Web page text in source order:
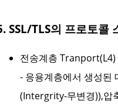
SSL/TLS의 프로토콜
전송계층 Tranport(L4)
- 응용계층에서 생성
(Intergrity-무변경)),압